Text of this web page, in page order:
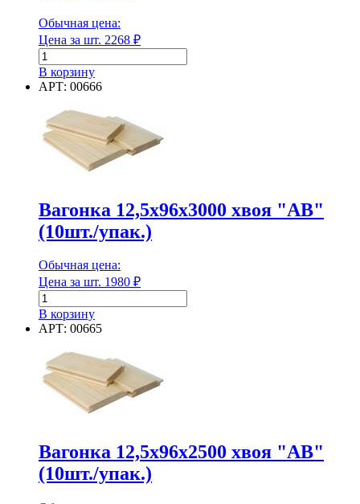
Обычная цена:
Цена за шт. 2268 ₽
Количество
товара
Доска
сухая
строганая
хвоя
"АВ"
В корзину
АРТ: 00666
Вагонка 12,5х96х3000 хвоя "АВ"
(10шт./упак.)
Обычная цена:
Цена за шт. 1980 ₽
Количество
товара
Вагонка
хвоя
"АВ"
(10шт./
упак.)
В корзину
АРТ: 00665
Вагонка 12,5х96х2500 хвоя "АВ"
(10шт./упак.)